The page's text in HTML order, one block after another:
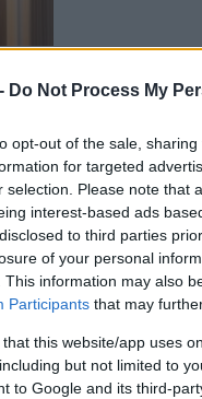
Do Not Process My
opt-out of the sale,
for targeted
selection. Please note that
interest-based ads
to third parties
of your personal
This information may also
Participants that may
that this website/app uses
but not limited to
to Google and its third-
10-03-2025 14:22
LCI - Όμιλος
Macquarie
τίμημα άνω
Γιώργος
13-01-2025 07:35